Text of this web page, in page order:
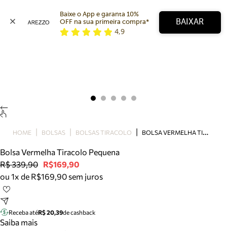
Bolsa
Tamanco
Tênis
Mule
Tire dúvidas sobre pedidos, devoluções e mais.
Baixe o App e garanta 10%
OFF na sua primeira compra*
4,9
BAIXAR
HOME BOLSAS BOLSAS TIRACOLO B
OLSA VERMELHA TIRACOLO PEQUENA
Bolsa Vermelha Tiracolo Pequena
R$ 339,90 R$169,90
ou 1x de R$169,90 sem juros
Receba atéR$ 20,39de cashback
Saiba mais